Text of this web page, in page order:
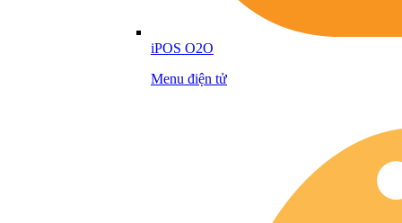
iPOS O2O
Menu điện tử